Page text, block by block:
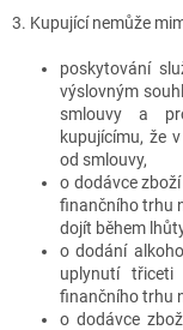
3. Kupující nemůže
poskytování
výslovným
smlouvy a
kupujícímu, že
od smlouvy,
o dodávce
finančního trhu
dojít během
o dodání
uplynutí
finančního trhu
o dodávce